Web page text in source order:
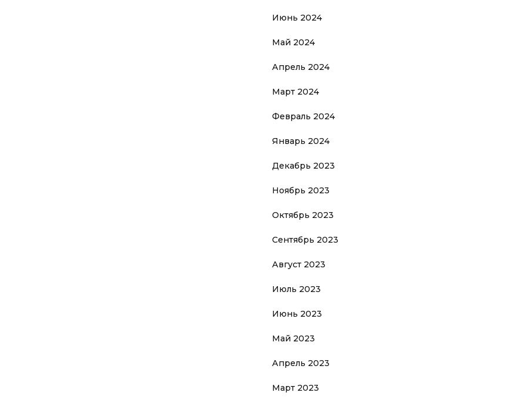
Июнь 2024
Май 2024
Апрель 2024
Март 2024
Февраль 2024
Январь 2024
Декабрь 2023
Ноябрь 2023
Октябрь 2023
Сентябрь 2023
Август 2023
Июль 2023
Июнь 2023
Май 2023
Апрель 2023
Март 2023